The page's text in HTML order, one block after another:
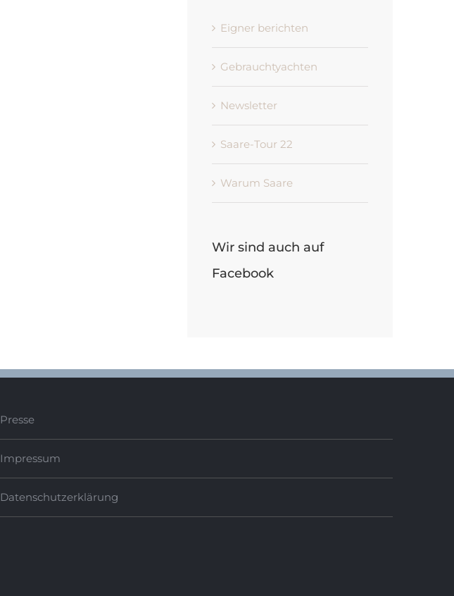
Eigner berichten
Gebrauchtyachten
Newsletter
Saare-Tour 22
Warum Saare
Wir sind auch auf
Facebook
Presse
Impressum
Datenschutzerklärung